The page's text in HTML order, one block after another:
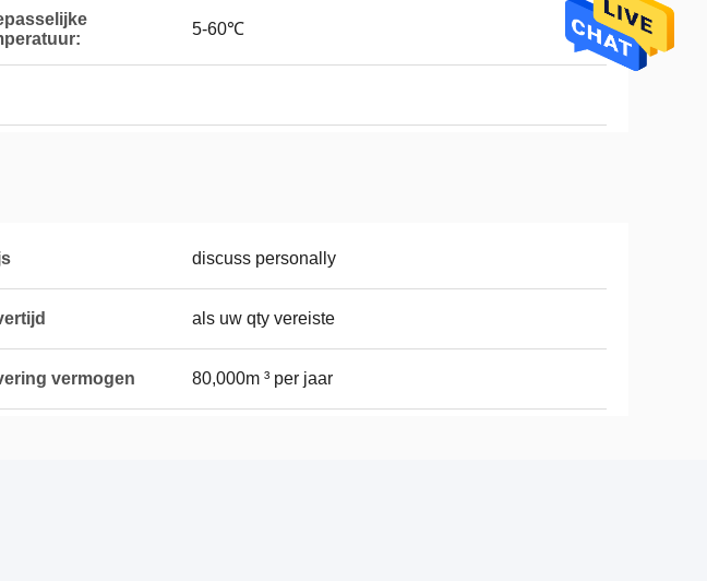
5-60℃
discuss personally
als uw qty vereiste
vermogen 80,000m ³ per jaar